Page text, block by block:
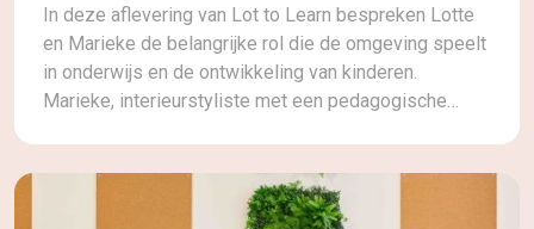
Marieke
In deze aflevering van Lot to Learn bespreken Lotte
en Marieke de belangrijke rol die de omgeving speelt
in onderwijs en de ontwikkeling van kinderen.
Marieke, interieurstyliste met een pedagogische
bevorderen. Ze onderzoeken het belang van de
integratie van natuur en duurzaamheid […]